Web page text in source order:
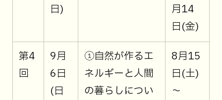
日)
月14
日(金)
第4
回
9月
6日
(日
①自然が作るエ
ネルギーと人間
の暮らしについ
8月15
日(土)
～